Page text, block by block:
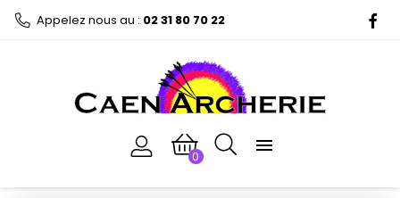
Appelez nous au : 02 31 80 70 22
0
